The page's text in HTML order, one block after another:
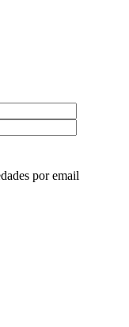
por email